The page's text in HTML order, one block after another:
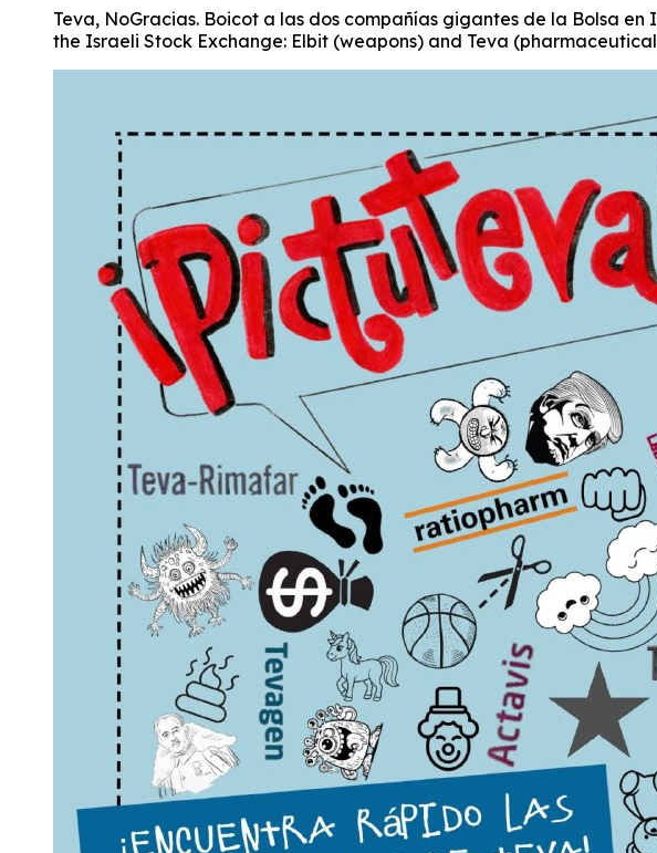
Teva, NoGracias. Boicot a las dos compañías gigantes de la Bolsa
the Israeli Stock Exchange: Elbit (weapons) and Teva